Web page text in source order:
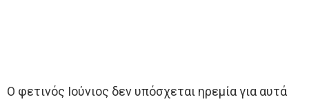
Ο φετινός Ιούνιος δεν υπόσχεται ηρεμία για αυτά